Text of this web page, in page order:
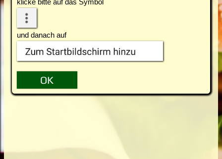
klicke bitte auf das Symbol
und danach auf